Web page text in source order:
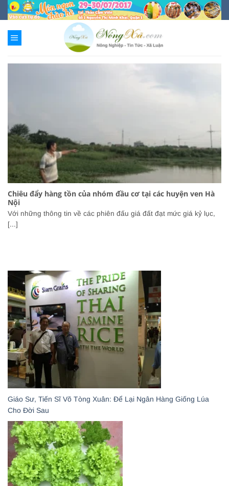
Chuyển
đến
nội
dung
Chiêu đẩy hàng tồn của nhóm đầu cơ tại các huyện ven Hà
Nội
Với những thông tin về các phiên đấu giá đất đạt mức giá kỷ lục,
[...]
Giáo Sư, Tiến Sĩ Võ Tòng Xuân: Để Lại Ngân Hàng Giống Lúa
Cho Đời Sau